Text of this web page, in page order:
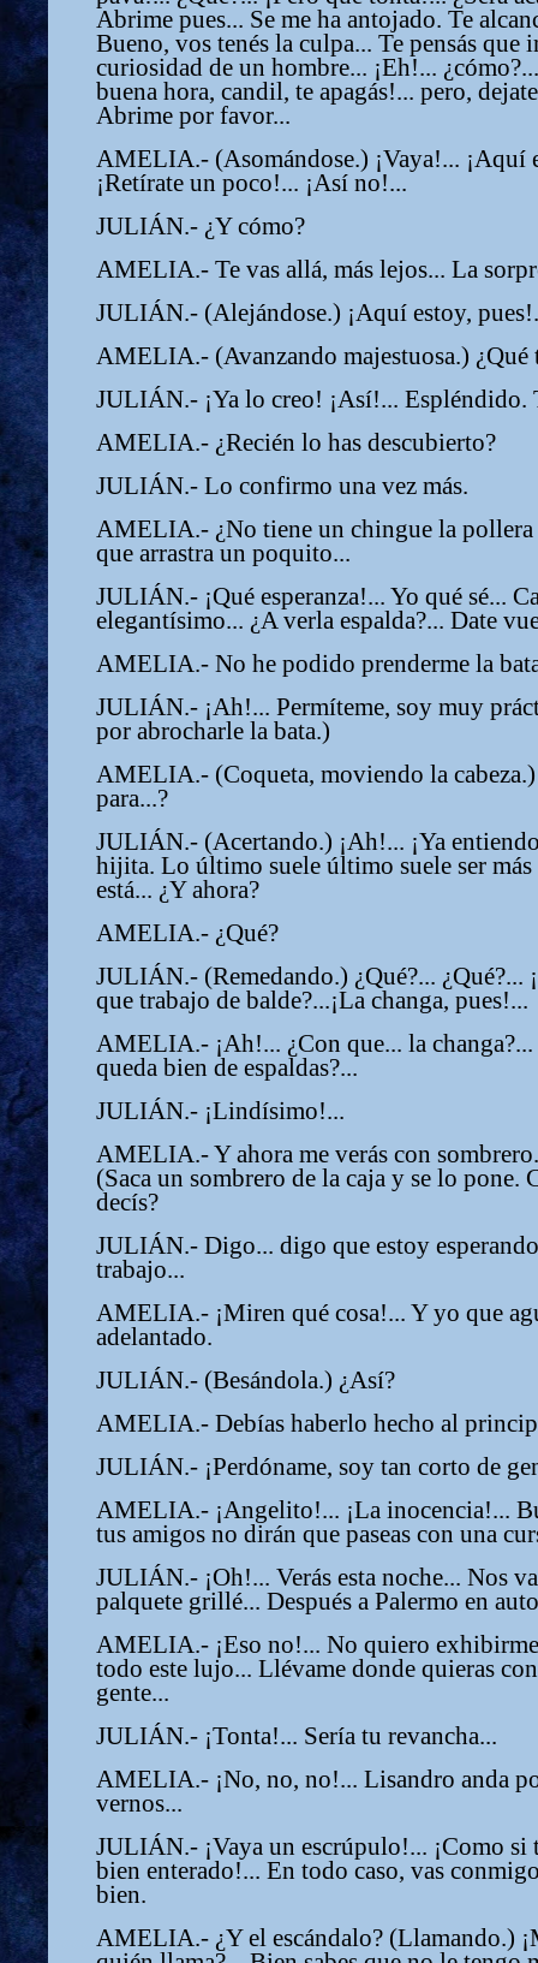
Abrime pues... Se me ha antojado. Te
Bueno, vos tenés la culpa... Te pensás que
curiosidad de un hombre... ¡Eh!...
buena hora, candil, te apagás!... pero,
Abrime por favor...
AMELIA.- (Asomándose.) ¡Vaya!... ¡Aquí
¡Retírate un poco!... ¡Así no!...
JULIÁN.- ¿Y cómo?
AMELIA.- Te vas allá, más lejos... La
JULIÁN.- (Alejándose.) ¡Aquí estoy,
AMELIA.- (Avanzando majestuosa.) ¿Qué
JULIÁN.- ¡Ya lo creo! ¡Así!... Espléndido.
AMELIA.- ¿Recién lo has descubierto?
JULIÁN.- Lo confirmo una vez más.
AMELIA.- ¿No tiene un chingue la pollera
que arrastra un poquito...
JULIÁN.- ¡Qué esperanza!... Yo qué sé...
elegantísimo... ¿A verla espalda?... Date
AMELIA.- No he podido prenderme la
JULIÁN.- ¡Ah!... Permíteme, soy muy
por abrocharle la bata.)
AMELIA.- (Coqueta, moviendo la cabeza.)
para...?
JULIÁN.- (Acertando.) ¡Ah!... ¡Ya
hijita. Lo último suele último suele ser
está... ¿Y ahora?
AMELIA.- ¿Qué?
JULIÁN.- (Remedando.) ¿Qué?... ¿Qué?...
que trabajo de balde?...¡La changa, pues!...
AMELIA.- ¡Ah!... ¿Con que... la
queda bien de espaldas?...
JULIÁN.- ¡Lindísimo!...
AMELIA.- Y ahora me verás con
(Saca un sombrero de la caja y se lo pone.
decís?
JULIÁN.- Digo... digo que estoy
trabajo...
AMELIA.- ¡Miren qué cosa!... Y yo que
adelantado.
JULIÁN.- (Besándola.) ¿Así?
AMELIA.- Debías haberlo hecho al
JULIÁN.- ¡Perdóname, soy tan corto de
AMELIA.- ¡Angelito!... ¡La inocencia!...
tus amigos no dirán que paseas con una
JULIÁN.- ¡Oh!... Verás esta noche... Nos
palquete grillé... Después a Palermo en
AMELIA.- ¡Eso no!... No quiero
todo este lujo... Llévame donde quieras
gente...
JULIÁN.- ¡Tonta!... Sería tu revancha...
AMELIA.- ¡No, no, no!... Lisandro anda
vernos...
JULIÁN.- ¡Vaya un escrúpulo!... ¡Como si
bien enterado!... En todo caso, vas
bien.
AMELIA.- ¿Y el escándalo? (Llamando.)